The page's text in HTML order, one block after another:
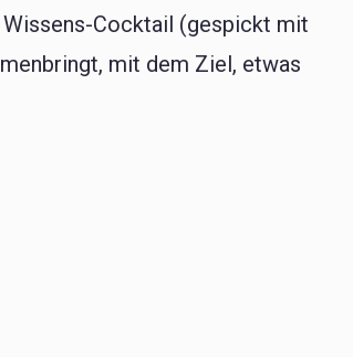
Cocktail (gespickt mit
mit dem Ziel, etwas